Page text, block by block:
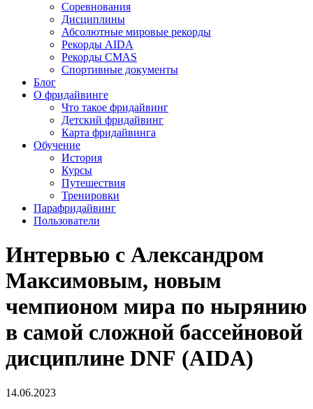
Соревнования
Дисциплины
Абсолютные мировые рекорды
Рекорды AIDA
Рекорды CMAS
Спортивные документы
Блог
О фридайвинге
Что такое фридайвинг
Детский фридайвинг
Карта фридайвинга
Обучение
История
Курсы
Путешествия
Тренировки
Парафридайвинг
Пользователи
Интервью с Александром
Максимовым, новым
чемпионом мира по нырянию
в самой сложной бассейновой
дисциплине DNF (AIDA)
14.06.2023